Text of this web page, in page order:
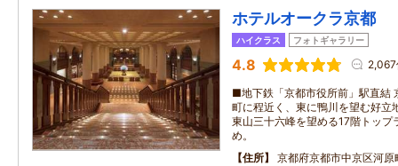
ホテルオークラ京都
ハイクラス フォトギャラリー
4.8
■地下鉄「京都市役所前」駅直結
町に程近く、東に鴨川を望む好立
東山三十六峰を望める17階トップ
め。
住所
京都府京都市中京区河